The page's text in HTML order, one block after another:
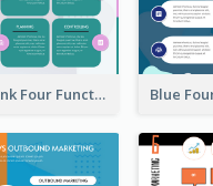
Green And Pink Four Functions Of Management Strategic Analysis